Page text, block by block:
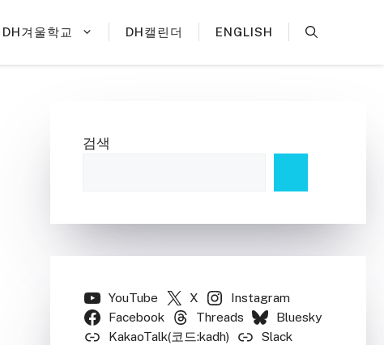
DH겨울학교 DH캘린더 ENGLISH
검색
YouTube X
Instagram
Facebook
Threads
Bluesky
KakaoTalk(코드:kadh)
Slack